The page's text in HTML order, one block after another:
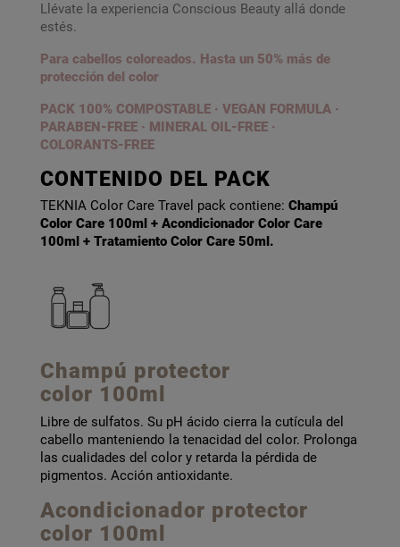
Llévate la experiencia Conscious Beauty allá donde
estés.
Para cabellos coloreados. Hasta un 50% más de
protección del color
PACK 100% COMPOSTABLE · VEGAN FORMULA ·
PARABEN-FREE · MINERAL OIL-FREE ·
COLORANTS-FREE
CONTENIDO DEL PACK
TEKNIA Color Care Travel pack contiene: Champú
Color Care 100ml + Acondicionador Color Care
100ml + Tratamiento Color Care 50ml.
Champú protector
color 100ml
Libre de sulfatos. Su pH ácido cierra la cutícula del
cabello manteniendo la tenacidad del color. Prolonga
las cualidades del color y retarda la pérdida de
pigmentos. Acción antioxidante.
Acondicionador protector
color 100ml